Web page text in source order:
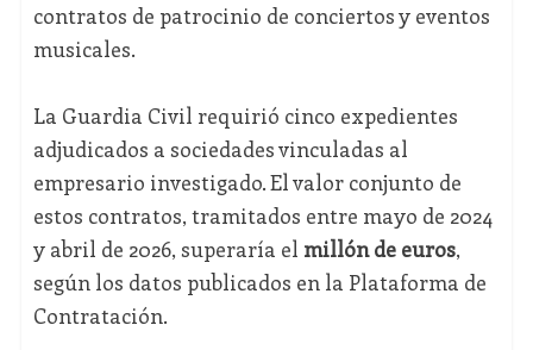
contratos de patrocinio de conciertos y eventos
musicales.
La Guardia Civil requirió cinco expedientes
adjudicados a sociedades vinculadas al
empresario investigado. El valor conjunto de
estos contratos, tramitados entre mayo de 2024
y abril de 2026, superaría el millón de euros,
según los datos publicados en la Plataforma de
Contratación.